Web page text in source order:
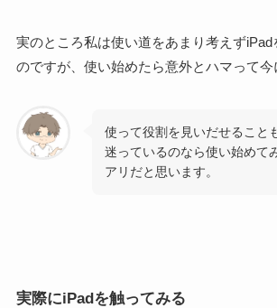
実のところ私は使い道をあまり考えずiPad
のですが、 使い始めたら意外とハマって今
使って役割を見いだせること
迷っているのなら使い始めて
アリだと思います。
実際にiPadを触ってみる